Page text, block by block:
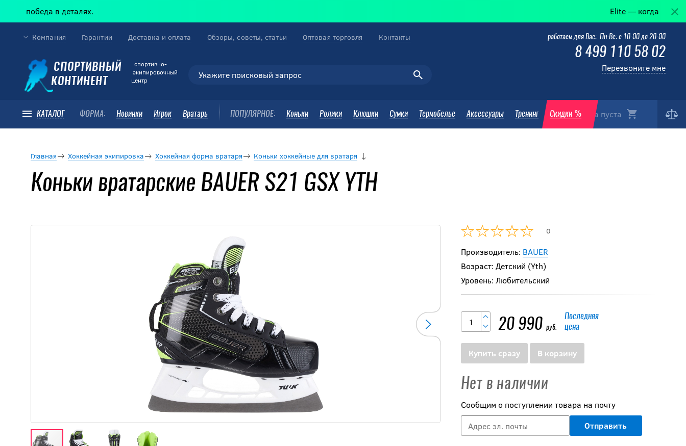
в деталях. Elite — когда победа в
СПОРТИВНЫЙ
КОНТИНЕНТ
cпортивно-
экипировочный
центр
Корзина пуста
КАТАЛОГ ФОРМА: Новинки Игрок Вратарь ПОПУЛЯРНОЕ: Коньки Ролики Клюшки Сумки Термобелье Аксессуары Тренинг Скидки %
Компания Гарантии Доставка и оплата Обзоры, советы, статьи Оптовая торговля Контакты работаем для Вас: Пн-Вс: с 10-00 до 20-00
8 499 110 58 02
Перезвоните мне
Главная Хоккейная экипировка Хоккейная форма вратаря Коньки хоккейные для вратаря
Коньки вратарские BAUER S21 GSX YTH
0
Производитель: BAUER
Возраст: Детский (Yth)
Уровень: Любительский
20 990 руб.
Последняя
цена
Купить сразу В корзину
Нет в наличии
Сообщим о поступлении товара на почту